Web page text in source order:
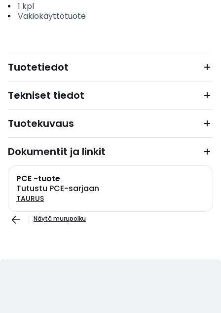
1 kpl
Vakiokäyttötuote
Tuotetiedot
Tekniset tiedot
Tuotekuvaus
Dokumentit ja linkit
PCE -tuote
Tutustu PCE-sarjaan
TAURUS
Näytä murupolku